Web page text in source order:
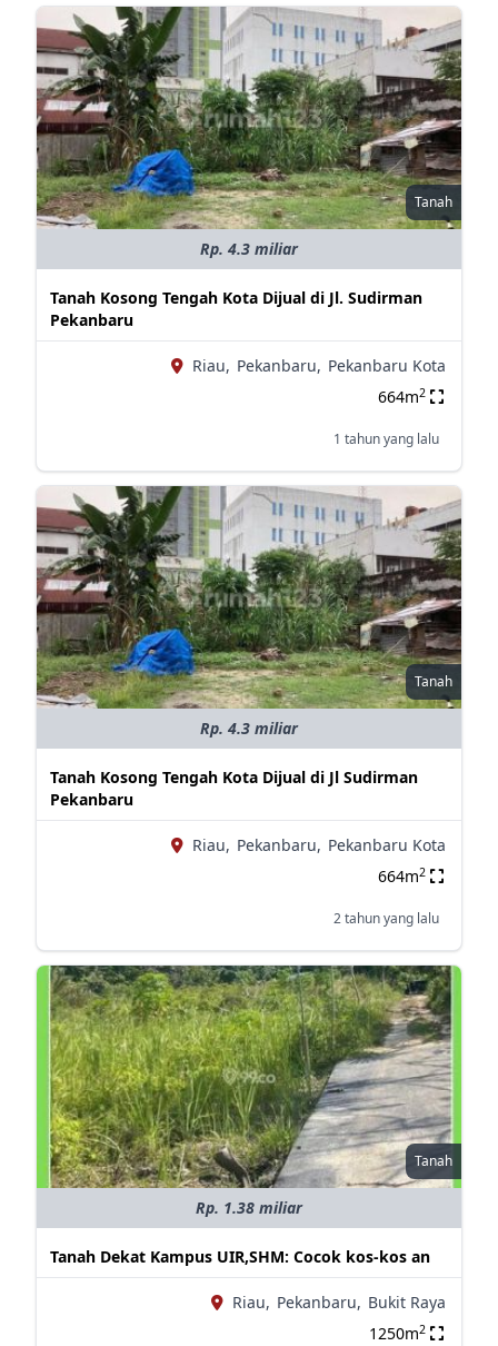
Tanah
Rp. 4.3 miliar
Tanah Kosong Tengah Kota Dijual di Jl. Sudirman
Pekanbaru
Riau, Pekanbaru, Pekanbaru Kota
664m2
1 tahun yang lalu
Tanah
Rp. 4.3 miliar
Tanah Kosong Tengah Kota Dijual di Jl Sudirman
Pekanbaru
Riau, Pekanbaru, Pekanbaru Kota
664m2
2 tahun yang lalu
Tanah
Rp. 1.38 miliar
Tanah Dekat Kampus UIR,SHM: Cocok kos-kos an
Riau, Pekanbaru, Bukit Raya
1250m2